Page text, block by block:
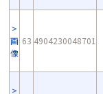
画
像
63 4904230048701